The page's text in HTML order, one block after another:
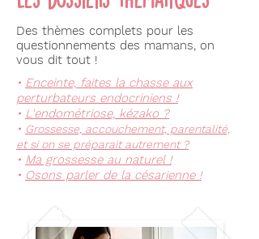
Des thèmes complets pour les
questionnements des mamans, on
vous dit tout !
• Enceinte, faites la chasse aux
perturbateurs endocriniens !
• L'endométriose, kézako ?
• Grossesse, accouchement, parentalité,
et si on se préparait autrement ?
• Ma grossesse au naturel !
• Osons parler de la césarienne !